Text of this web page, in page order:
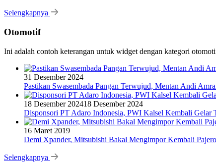
Selengkapnya
Otomotif
Ini adalah contoh keterangan untuk widget dengan kategori
31 Desember 2024
Pastikan Swasembada Pangan Terwujud, Mentan Andi
18 Desember 202418 Desember 2024
Disponsori PT Adaro Indonesia, PWI Kalsel Kembali Gelar
16 Maret 2019
Demi Xpander, Mitsubishi Bakal Mengimpor Kembali
Selengkapnya